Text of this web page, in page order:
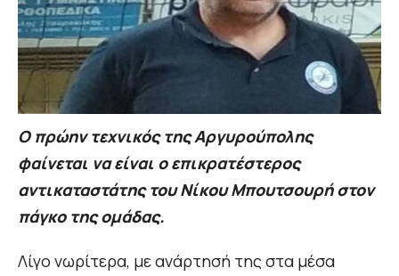
Ο πρώην τεχνικός της Αργυρούπολης
φαίνεται να είναι ο επικρατέστερος
αντικαταστάτης του Νίκου Μπουτσουρή στον
πάγκο της ομάδας.
Λίγο νωρίτερα, με ανάρτησή της στα μέσα